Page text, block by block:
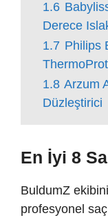
1.6
Derece
1.7 Philips
1.8 Arzum
Düzleştirici
En İyi 8
BuldumZ
profesyonel